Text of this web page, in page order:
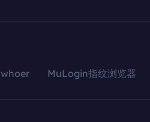
whoer MuLogin指纹浏览器